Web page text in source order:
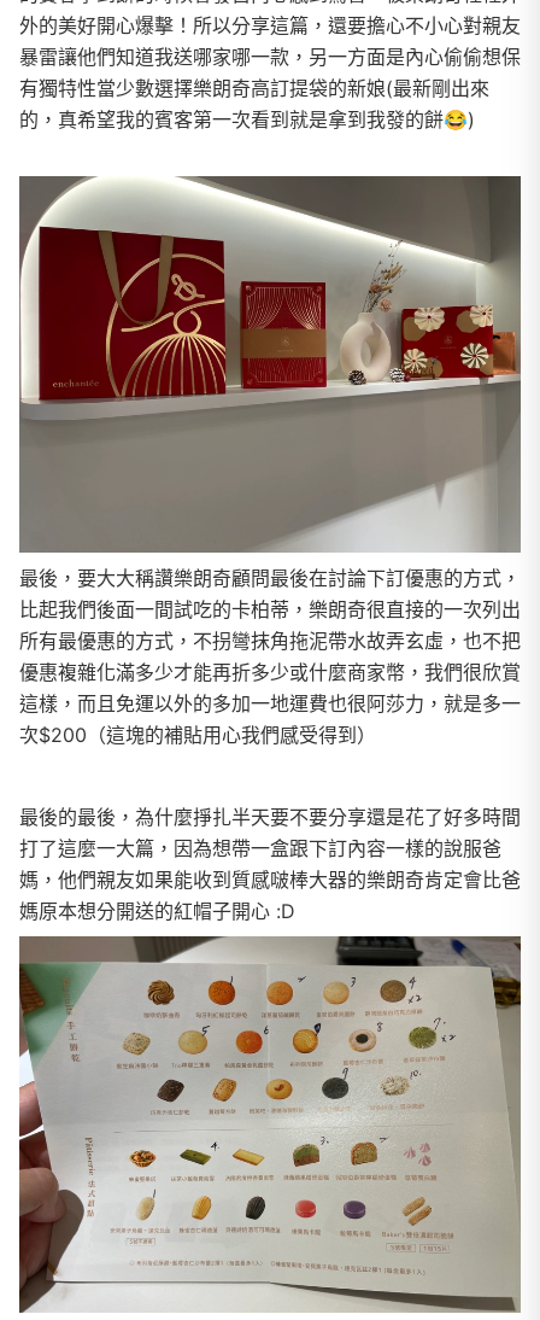
外的美好開心爆擊！所以分享這篇，還要擔心不小心對親友
暴雷讓他們知道我送哪家哪一款，另一方面是內心偷偷想保
有獨特性當少數選擇樂朗奇高訂提袋的新娘(最新剛出來
的，真希望我的賓客第一次看到就是拿到我發的餅😂)
最後，要大大稱讚樂朗奇顧問最後在討論下訂優惠的方式，
比起我們後面一間試吃的卡柏蒂，樂朗奇很直接的一次列出
所有最優惠的方式，不拐彎抹角拖泥帶水故弄玄虛，也不把
優惠複雜化滿多少才能再折多少或什麼商家幣，我們很欣賞
這樣，而且免運以外的多加一地運費也很阿莎力，就是多一
次$200（這塊的補貼用心我們感受得到）
最後的最後，為什麼掙扎半天要不要分享還是花了好多時間
打了這麼一大篇，因為想帶一盒跟下訂內容一樣的說服爸
媽，他們親友如果能收到質感啵棒大器的樂朗奇肯定會比爸
媽原本想分開送的紅帽子開心 :D